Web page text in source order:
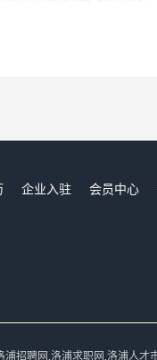
企业入驻 会员中心
浦招聘网,洛浦求职网,洛浦人才